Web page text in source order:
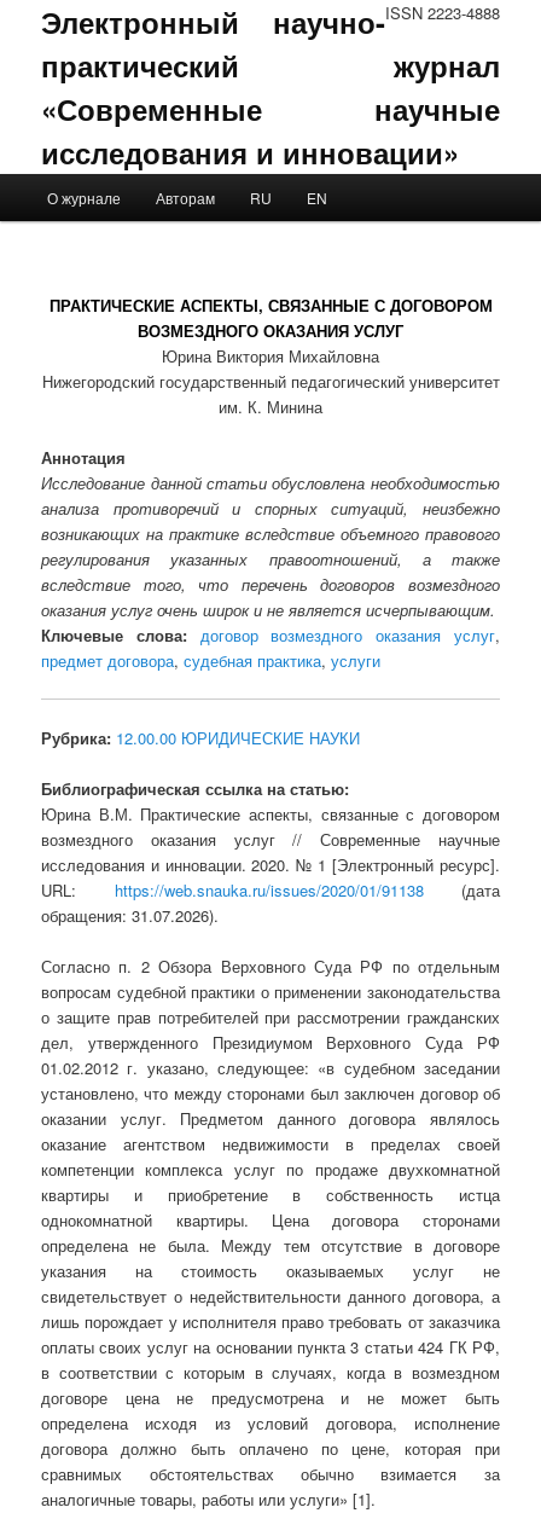
ISSN 2223-4888
Электронный научно-
практический журнал
«Современные научные
исследования и инновации»
Skip to primary content
Skip to secondary content
О журнале Авторам RU EN
ПРАКТИЧЕСКИЕ АСПЕКТЫ, СВЯЗАННЫЕ С ДОГОВОРОМ
ВОЗМЕЗДНОГО ОКАЗАНИЯ УСЛУГ
Юрина Виктория Михайловна
Нижегородский государственный педагогический университет
им. К. Минина
Аннотация
Исследование данной статьи обусловлена необходимостью
анализа противоречий и спорных ситуаций, неизбежно
возникающих на практике вследствие объемного правового
регулирования указанных правоотношений, а также
вследствие того, что перечень договоров возмездного
оказания услуг очень широк и не является исчерпывающим.
Ключевые слова: договор возмездного оказания услуг,
предмет договора,судебная практика,услуги
Рубрика: 12.00.00 ЮРИДИЧЕСКИЕ НАУКИ
Библиографическая ссылка на статью:
Юрина В.М. Практические аспекты, связанные с договором
возмездного оказания услуг // Современные научные
исследования и инновации. 2020. № 1 [Электронный ресурс].
URL: https://web.snauka.ru/issues/2020/01/91138(дата
обращения: 31.07.2026).
Согласно п. 2 Обзора Верховного Суда РФ по отдельным
вопросам судебной практики о применении законодательства
о защите прав потребителей при рассмотрении гражданских
дел, утвержденного Президиумом Верховного Суда РФ
01.02.2012 г. указано, следующее: «в судебном заседании
установлено, что между сторонами был заключен договор об
оказании услуг. Предметом данного договора являлось
оказание агентством недвижимости в пределах своей
компетенции комплекса услуг по продаже двухкомнатной
квартиры и приобретение в собственность истца
однокомнатной квартиры. Цена договора сторонами
определена не была. Между тем отсутствие в договоре
указания на стоимость оказываемых услуг не
свидетельствует о недействительности данного договора, а
лишь порождает у исполнителя право требовать от заказчика
оплаты своих услуг на основании пункта 3 статьи 424 ГК РФ,
в соответствии с которым в случаях, когда в возмездном
договоре цена не предусмотрена и не может быть
определена исходя из условий договора, исполнение
договора должно быть оплачено по цене, которая при
сравнимых обстоятельствах обычно взимается за
аналогичные товары, работы или услуги» [1].